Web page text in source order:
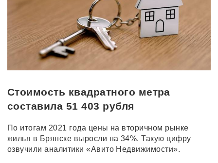
Стоимость квадратного метра
составила 51 403 рубля
По итогам 2021 года цены на вторичном рынке
жилья в Брянске выросли на 34%. Такую цифру
озвучили аналитики «Авито Недвижимости».